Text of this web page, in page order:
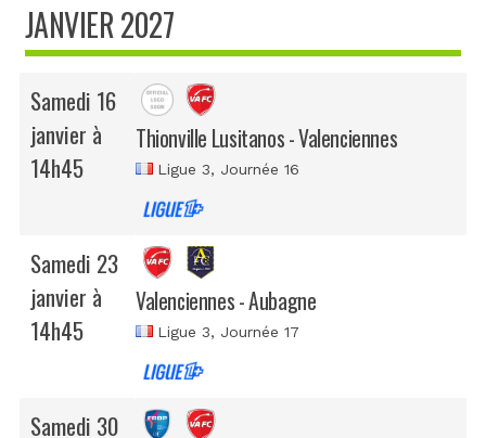
JANVIER 2027
Samedi 16
janvier à
14h45
Thionville Lusitanos - Valenciennes
Ligue 3, Journée 16
Samedi 23
janvier à
14h45
Valenciennes - Aubagne
Ligue 3, Journée 17
Samedi 30